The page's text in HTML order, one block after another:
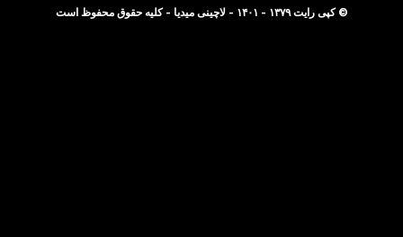
© کپی رایت ۱۳۷۹ - ۱۴۰۱ - لاچینی میدیا - کلیه حقوق محفوظ است